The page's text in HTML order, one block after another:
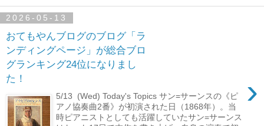
2026-05-13
おてもやんブログのブログ「ラ
ンディングページ」が総合ブロ
グランキング24位になりまし
た！
›
5/13 (Wed) Today's Topics サン=サーンスの《ピ
アノ協奏曲2番》が初演された日（1868年）。当
時ピアニストとしても活躍していたサン=サーンス